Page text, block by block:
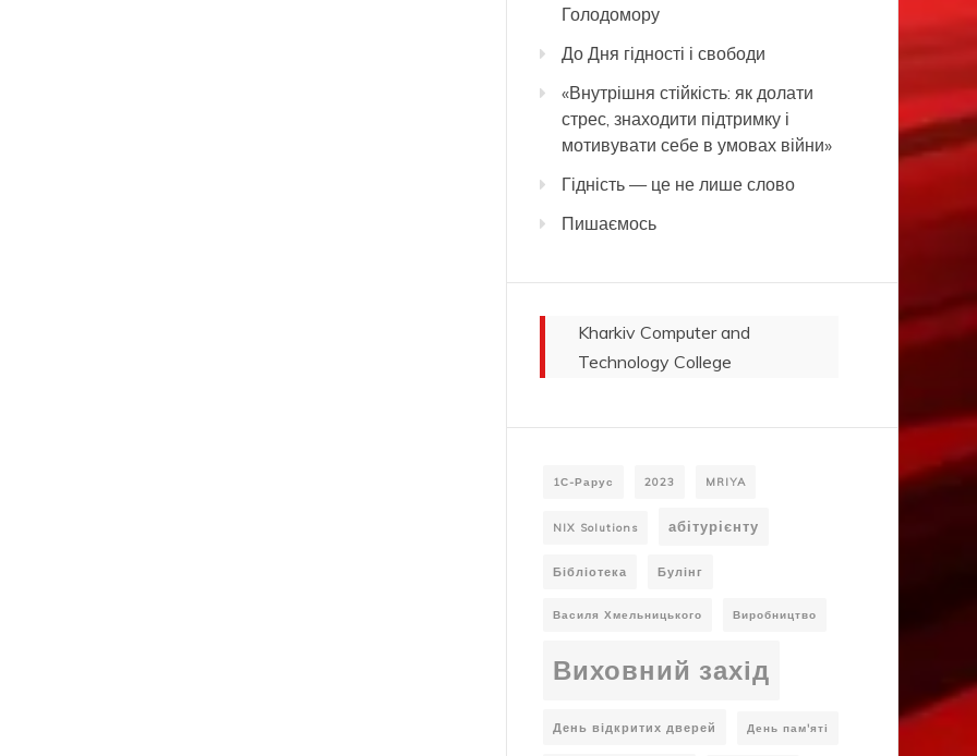
Голодомору
До Дня гідності і свободи
«Внутрішня стійкість: як долати
стрес, знаходити підтримку і
мотивувати себе в умовах війни»
Гідність — це не лише слово
Пишаємось
Kharkiv Computer and
Technology College
1С-Рарус 2023 MRIYA
NIX Solutions абітурієнту
Бібліотека Булінг
Василя Хмельницького Виробництво
Виховний захід
День відкритих дверей День пам'яті